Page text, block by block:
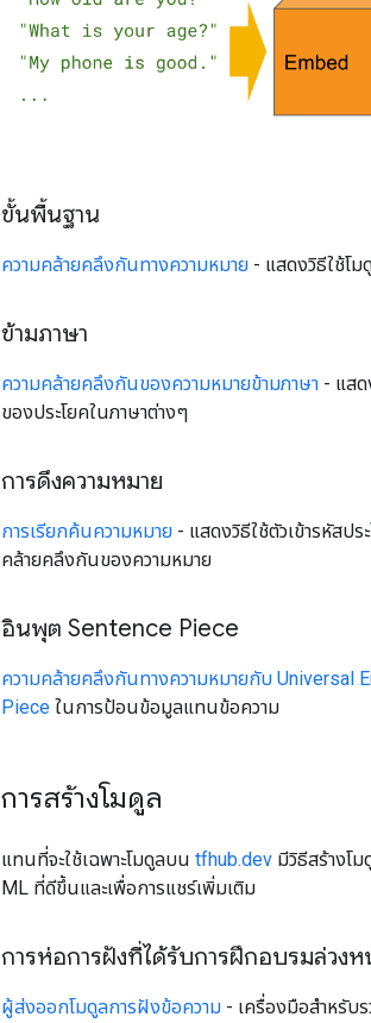
ขั้นพื้นฐาน
ความคล้ายคลึงกันทางความหมาย - แสดงวิธีใช้โ
ข้ามภาษา
ความคล้ายคลึงกันของความหมายข้ามภาษา - แสด
ของประโยคในภาษาต่างๆ
การดึงความหมาย
การเรียกค้นความหมาย - แสดงวิธีใช้ตัวเข้ารหัสป
คล้ายคลึงกันของความหมาย
อินพุต Sentence Piece
ความคล้ายคลึงกันทางความหมายกับ Universal
Piece ในการป้อนข้อมูลแทนข้อความ
การสร้างโมดูล
แทนที่จะใช้เฉพาะโมดูลบน tfhub.dev มีวิธีสร้างโ
ML ที่ดีขึ้นและเพื่อการแชร์เพิ่มเติม
การห่อการฝังที่ได้รับการฝึกอบรมล่วง
ผู้ส่งออกโมดูลการฝังข้อความ - เครื่องมือสำหรับ